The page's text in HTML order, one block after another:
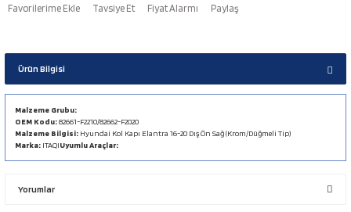
Tavsiye Et Fiyat Alarmı Paylaş
Ürün Bilgisi
Malzeme Grubu:
OEM Kodu:82661-F2210/82662-F2020
Malzeme Bilgisi: Hyundai Kol Kapı Elantra 16-20 Dış Ön Sağ (Krom/Düğmeli Tip)
Marka: ITAQIUyumlu Araçlar:
Yorumlar